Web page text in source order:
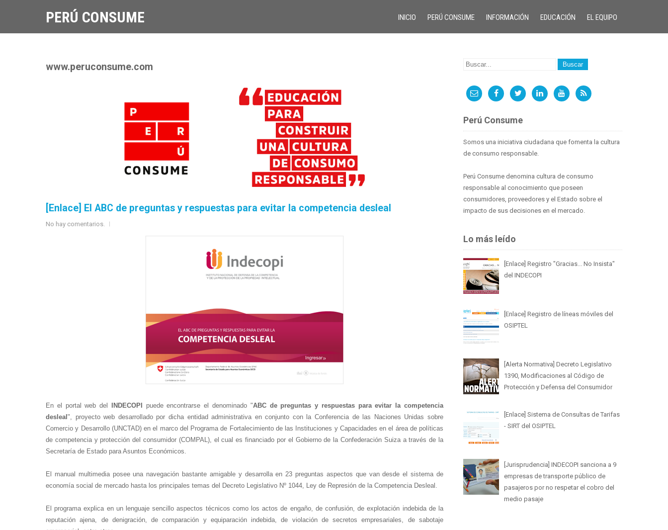
PERÚ CONSUME INICIO PERÚ CONSUME INFORMACIÓN EDUCACIÓN EL EQUIPO
www.peruconsume.com
[Enlace] El ABC de preguntas y respuestas para evitar la competencia desleal
No hay comentarios.
En el portal web del INDECOPI puede encontrarse el denominado "ABC de preguntas y respuestas para evitar la competencia
desleal ", proyecto web desarrollado por dicha entidad administrativa en conjunto con la Conferencia de las Naciones Unidas sobre
Comercio y Desarrollo (UNCTAD) en el marco del Programa de Fortalecimiento de las Instituciones y Capacidades en el área de políticas
de competencia y protección del consumidor (COMPAL), el cual es financiado por el Gobierno de la Confederación Suiza a través de la
Secretaría de Estado para Asuntos Económicos.
El manual multimedia posee una navegación bastante amigable y desarrolla en 23 preguntas aspectos que van desde el sistema de
economía social de mercado hasta los principales temas del Decreto Legislativo Nº 1044, Ley de Represión de la Competencia Desleal.
El programa explica en un lenguaje sencillo aspectos técnicos como los actos de engaño, de confusión, de explotación indebida de la
reputación ajena, de denigración, de comparación y equiparación indebida, de violación de secretos empresariales, de sabotaje
Perú Consume
Somos una iniciativa ciudadana que fomenta la cultura
de consumo responsable.
Perú Consume denomina cultura de consumo
responsable al conocimiento que poseen
consumidores, proveedores y el Estado sobre el
impacto de sus decisiones en el mercado.
Lo más leído
[Enlace] Registro "Gracias... No Insista"
del INDECOPI
[Enlace] Registro de líneas móviles del
OSIPTEL
[Alerta Normativa] Decreto Legislativo
1390, Modificaciones al Código de
Protección y Defensa del Consumidor
[Enlace] Sistema de Consultas de Tarifas
- SIRT del OSIPTEL
[Jurisprudencia] INDECOPI sanciona a 9
empresas de transporte público de
pasajeros por no respetar el cobro del
medio pasaje